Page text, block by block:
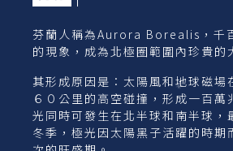
芬蘭人稱為Aurora Borealis，千
的現象，成為北極圈範圍內珍貴的
其形成原因是：太陽風和地球磁場
６０公里的高空碰撞，形成一百萬
光同時可發生在北半球和南半球，
冬季，極光因太陽黑子活躍的時期